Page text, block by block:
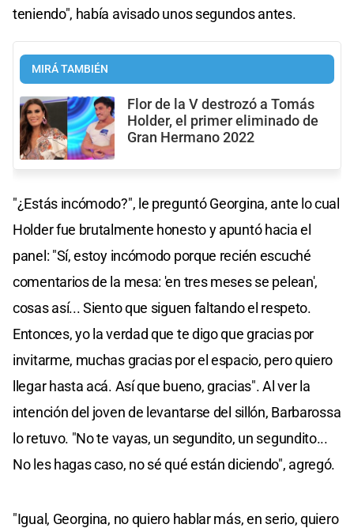
teniendo", había avisado unos segundos antes.
MIRÁ TAMBIÉN
Flor de la V destrozó a Tomás
Holder, el primer eliminado de
Gran Hermano 2022
"¿Estás incómodo?", le preguntó Georgina, ante lo cual
Holder fue brutalmente honesto y apuntó hacia el
panel: "Sí, estoy incómodo porque recién escuché
comentarios de la mesa: 'en tres meses se pelean',
cosas así... Siento que siguen faltando el respeto.
Entonces, yo la verdad que te digo que gracias por
invitarme, muchas gracias por el espacio, pero quiero
llegar hasta acá. Así que bueno, gracias". Al ver la
intención del joven de levantarse del sillón, Barbarossa
lo retuvo. "No te vayas, un segundito, un segundito...
No les hagas caso, no sé qué están diciendo", agregó.
"Igual, Georgina, no quiero hablar más, en serio, quiero